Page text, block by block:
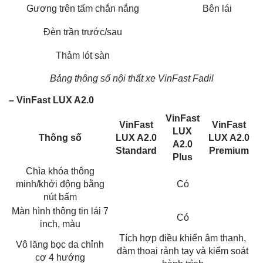
Gương trên tấm chắn nắng Bên lái
Đèn trần trước/sau
Thảm lót sàn
Bảng thông số nội thất xe VinFast Fadil
– VinFast LUX A2.0
Thông số
VinFast
LUX A2.0
Standard
VinFast
LUX
A2.0
Plus
VinFast
LUX A2.0
Premium
Chìa khóa thông
minh/khởi động bằng
nút bấm
Có
Màn hình thông tin lái 7
inch, màu
Có
Vô lăng bọc da chỉnh
cơ 4 hướng
Tích hợp điều khiển âm thanh,
đàm thoại rảnh tay và kiểm soát